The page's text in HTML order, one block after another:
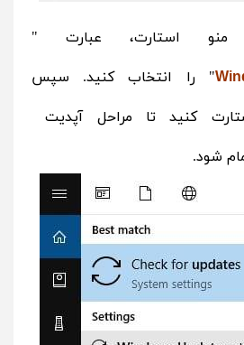
استارت، عبارت "
" را انتخاب کنید. سپس
کنید تا مراحل آپدیت
شود.